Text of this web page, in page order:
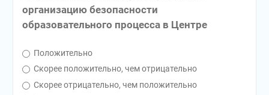
организацию безопасности
образовательного процесса в Центре
Положительно
Скорее положительно, чем отрицательно
Скорее отрицательно, чем положительно